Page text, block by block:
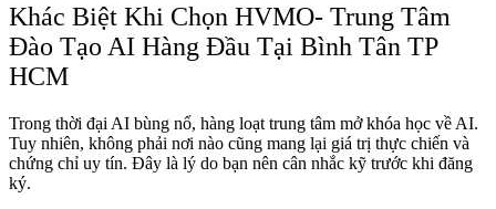
Khác Biệt Khi Chọn HVMO- Trung Tâm
Đào Tạo AI Hàng Đầu Tại Bình Tân TP
HCM
Trong thời đại AI bùng nổ, hàng loạt trung tâm mở khóa học về AI.
Tuy nhiên, không phải nơi nào cũng mang lại giá trị thực chiến và
chứng chỉ uy tín. Đây là lý do bạn nên cân nhắc kỹ trước khi đăng
ký.